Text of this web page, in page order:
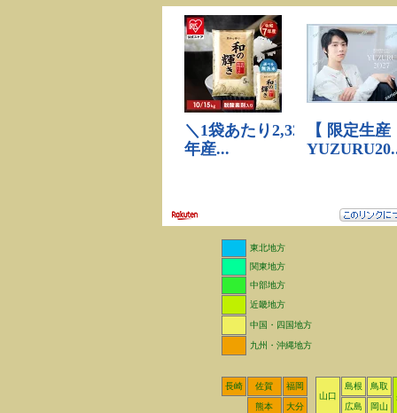
東北地方
関東地方
中部地方
近畿地方
中国・四国地方
九州・沖縄地方
長崎 佐賀
福岡
山口
島根
鳥取
熊本
大分 広島 岡山